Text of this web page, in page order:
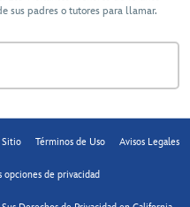
sus padres o tutores para llamar.
Sitio Términos de Uso Avisos Legales
opciones de privacidad